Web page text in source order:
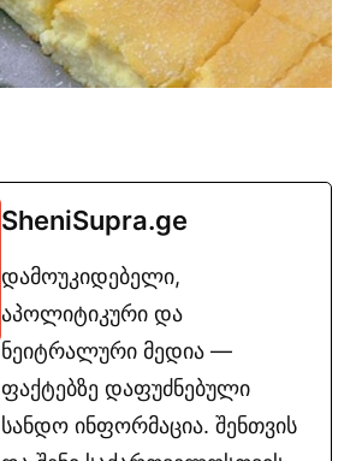
SheniSupra.ge
დამოუკიდებელი,
აპოლიტიკური და
ნეიტრალური მედია —
ფაქტებზე დაფუძნებული
სანდო ინფორმაცია. შენთვის